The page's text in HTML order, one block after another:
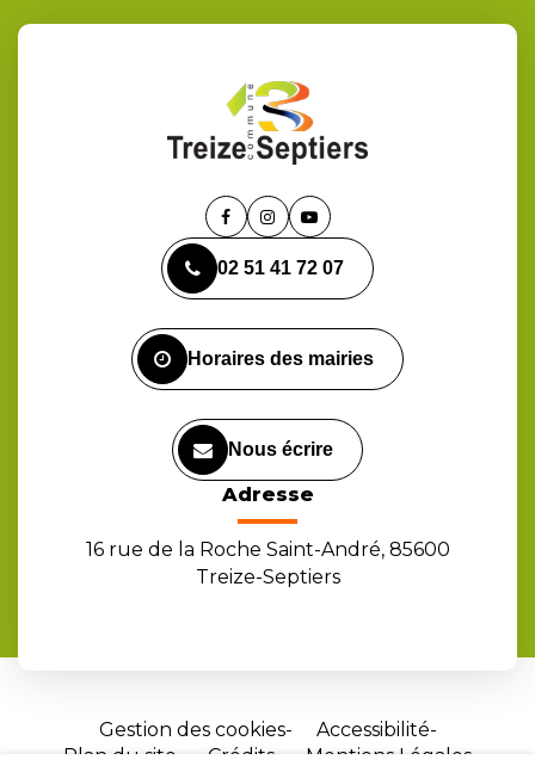
Lien
le
compte
Lien
le
compte
Lien
la
chaîne
02 51 41 72 07
Horaires des mairies
Nous écrire
Adresse
16 rue de la Roche Saint-André, 85600
Treize-Septiers
Gestion des cookies
Accessibilité
Plan du site
Crédits Mentions Légales